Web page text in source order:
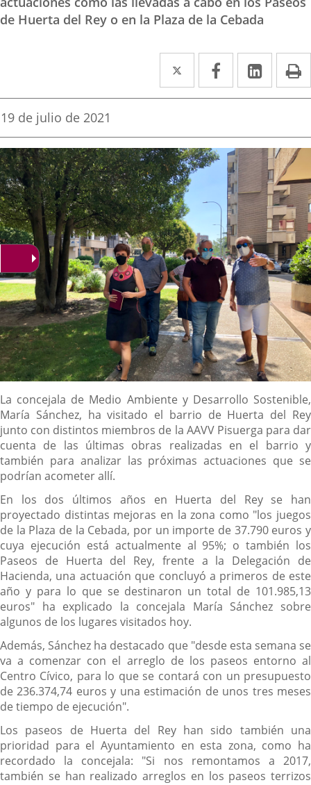
de Huerta del Rey o en la Plaza de la Cebada
Twitter
Enlace
a
aplicación
externa.
Facebook
Enlace
a
aplicación
externa.
Enlace
a
Fecha
la
noticia
19 de julio de 2021
Content
La concejala de Medio Ambiente y Desarrollo Sostenible,
María Sánchez, ha visitado el barrio de Huerta del Rey
junto con distintos miembros de la AAVV Pisuerga para dar
cuenta de las últimas obras realizadas en el barrio y
también para analizar las próximas actuaciones que se
podrían acometer allí.
En los dos últimos años en Huerta del Rey se han
proyectado distintas mejoras en la zona como "los juegos
de la Plaza de la Cebada, por un importe de 37.790 euros y
cuya ejecución está actualmente al 95%; o también los
Paseos de Huerta del Rey, frente a la Delegación de
Hacienda, una actuación que concluyó a primeros de este
año y para lo que se destinaron un total de 101.985,13
euros" ha explicado la concejala María Sánchez sobre
algunos de los lugares visitados hoy.
Además, Sánchez ha destacado que "desde esta semana se
va a comenzar con el arreglo de los paseos entorno al
Centro Cívico, para lo que se contará con un presupuesto
de 236.374,74 euros y una estimación de unos tres meses
de tiempo de ejecución".
Los paseos de Huerta del Rey han sido también una
prioridad para el Ayuntamiento en esta zona, como ha
recordado la concejala: "Si nos remontamos a 2017,
también se han realizado arreglos en los paseos terrizos